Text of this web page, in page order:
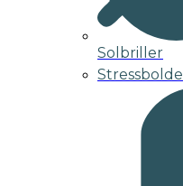
Solbriller
Stressbolde